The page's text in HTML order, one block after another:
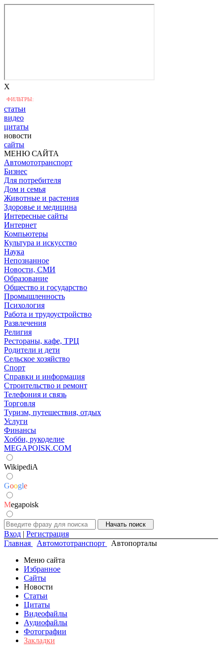
X
ФИЛЬТРЫ:
статьи
видео
цитаты
новости
сайты
МЕНЮ САЙТА
Автомототранспорт
Бизнес
Для потребителя
Дом и семья
Животные и растения
Здоровье и медицина
Интересные сайты
Интернет
Компьютеры
Культура и искусство
Наука
Непознанное
Новости, СМИ
Образование
Общество и государство
Промышленность
Психология
Работа и трудоустройство
Развлечения
Религия
Рестораны, кафе, ТРЦ
Родители и дети
Сельское хозяйство
Спорт
Справки и информация
Строительство и ремонт
Телефония и связь
Торговля
Туризм, путешествия, отдых
Услуги
Финансы
Хобби, рукоделие
MEGAPOISK.COM
WikipediA
Google
Megapoisk
Вход | Регистрация
Главная
Автомототранспорт
Автопорталы
Меню сайта
Избранное
Сайты
Новости
Статьи
Цитаты
Видеофайлы
Аудиофайлы
Фотографии
Закладки